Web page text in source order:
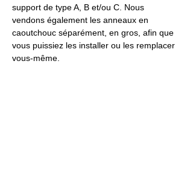
support de type A, B et/ou C. Nous
vendons également les anneaux en
caoutchouc séparément, en gros, afin que
vous puissiez les installer ou les remplacer
vous-même.